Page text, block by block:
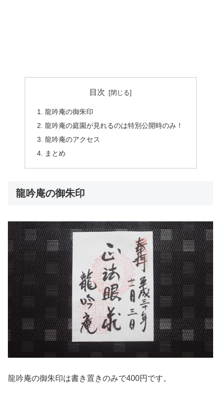
目次
龍吟庵の御朱印
龍吟庵の庭園が見れるのは特別公開時のみ！
龍吟庵のアクセス
まとめ
龍吟庵の御朱印
龍吟庵の御朱印は書き置きのみで400円です。